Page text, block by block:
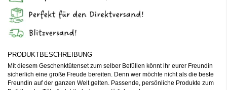
PRODUKTBESCHREIBUNG
Mit diesem Geschenktütenset zum selber Befüllen könnt ihr eurer Freundin
sicherlich eine große Freude bereiten. Denn wer möchte nicht als die beste
Freundin auf der ganzen Welt gelten. Passende, persönliche Produkte zum